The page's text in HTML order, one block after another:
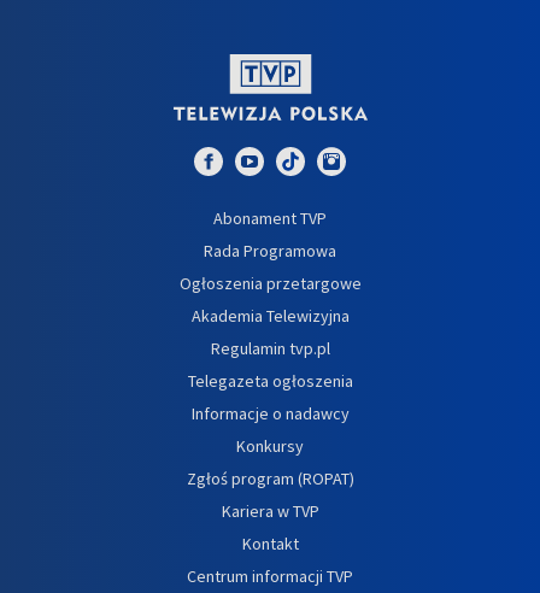
Abonament TVP
Rada Programowa
Ogłoszenia przetargowe
Akademia Telewizyjna
Regulamin tvp.pl
Telegazeta ogłoszenia
Informacje o nadawcy
Konkursy
Zgłoś program (ROPAT)
Kariera w TVP
Kontakt
Centrum informacji TVP